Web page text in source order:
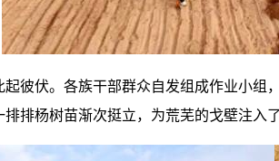
彼伏。各族干部群众自发组成作业小
排杨树苗渐次挺立，为荒芜的戈壁注入了